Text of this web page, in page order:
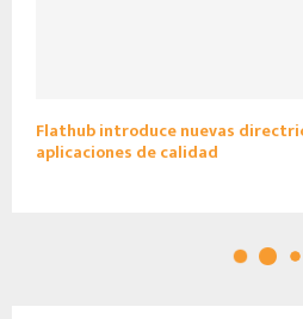
Flathub introduce nuevas
aplicaciones de calidad